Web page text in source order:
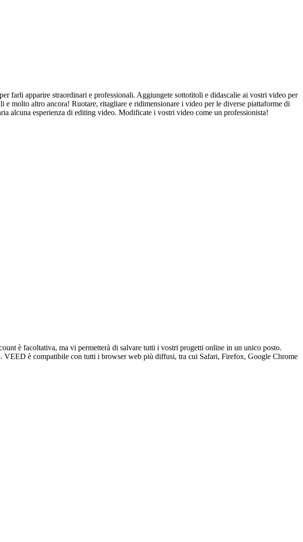
farli apparire straordinari e professionali. Aggiungete sottotitoli e didascalie ai vostri video per
molto altro ancora! Ruotare, ritagliare e ridimensionare i video per le diverse piattaforme di
alcuna esperienza di editing video. Modificate i vostri video come un professionista!
è facoltativa, ma vi permetterà di salvare tutti i vostri progetti online in un unico posto.
VEED è compatibile con tutti i browser web più diffusi, tra cui Safari, Firefox, Google Chrome